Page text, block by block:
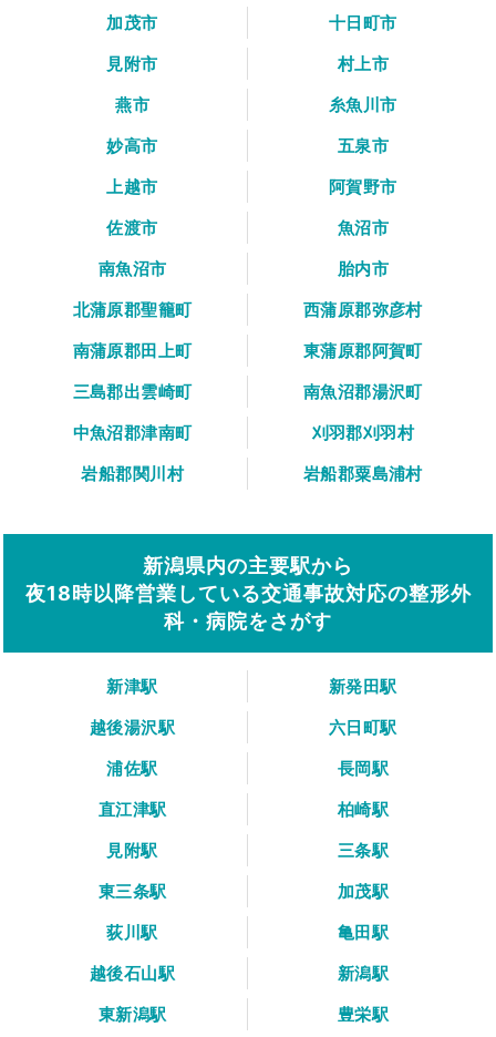
加茂市
十日町市
見附市
村上市
燕市
糸魚川市
妙高市
五泉市
上越市
阿賀野市
佐渡市
魚沼市
南魚沼市
胎内市
北蒲原郡聖籠町
西蒲原郡弥彦村
南蒲原郡田上町
東蒲原郡阿賀町
三島郡出雲崎町
南魚沼郡湯沢町
中魚沼郡津南町
刈羽郡刈羽村
岩船郡関川村
岩船郡粟島浦村
新潟県内の主要駅から
夜18時以降営業している交通事故対応の整形外
科・病院をさがす
新津駅
新発田駅
越後湯沢駅
六日町駅
浦佐駅
長岡駅
直江津駅
柏崎駅
見附駅
三条駅
東三条駅
加茂駅
荻川駅
亀田駅
越後石山駅
新潟駅
東新潟駅
豊栄駅